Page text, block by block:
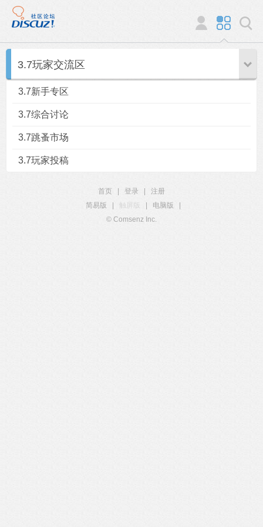
3.7玩家交流区
3.7新手专区
3.7综合讨论
3.7跳蚤市场
3.7玩家投稿
首页 登录
注册
简易版
触屏版 电脑版
© Comsenz Inc.